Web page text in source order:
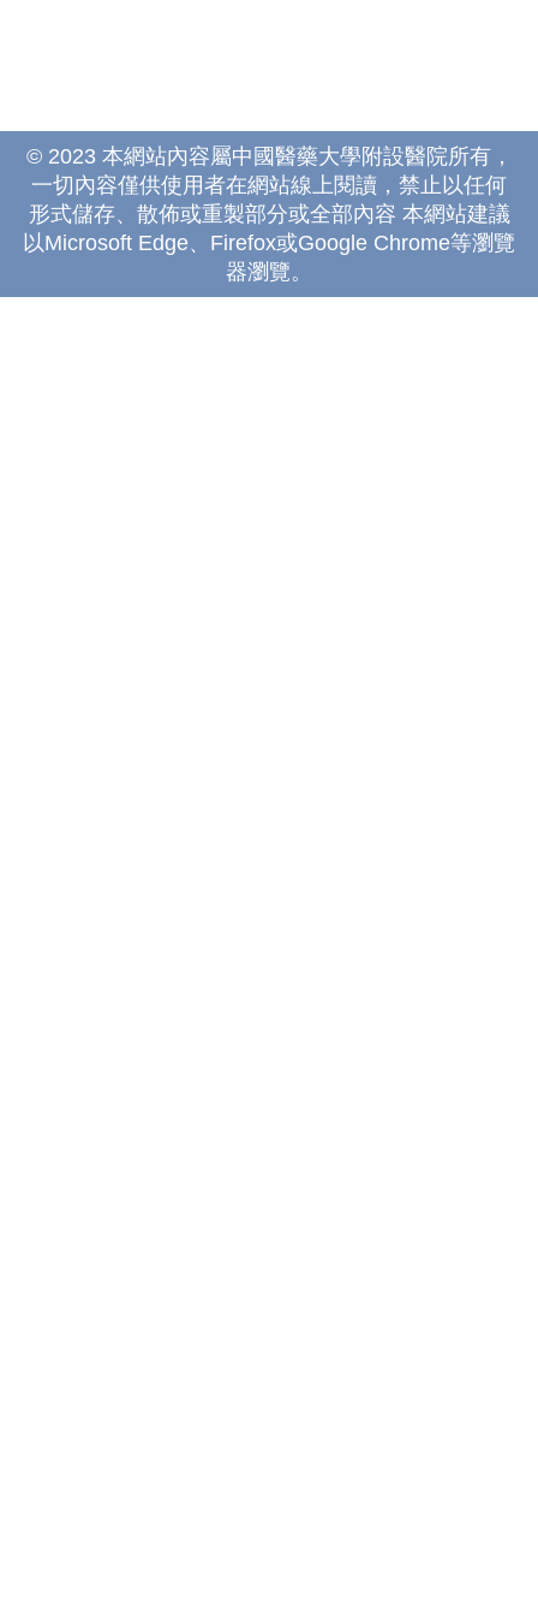
© 2023 本網站內容屬中國醫藥大學附設醫院所有，
一切內容僅供使用者在網站線上閱讀，禁止以任何
形式儲存、散佈或重製部分或全部內容 本網站建議
以Microsoft Edge、Firefox或Google Chrome等瀏覽
器瀏覽。